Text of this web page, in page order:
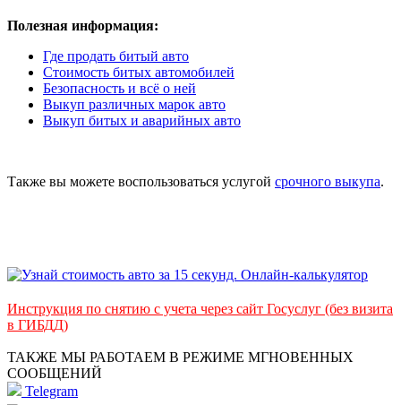
Полезная информация:
Где продать битый авто
Стоимость битых автомобилей
Безопасность и всё о ней
Выкуп различных марок авто
Выкуп битых и аварийных авто
Также вы можете воспользоваться услугой срочного выкупа.
Инструкция по снятию с учета через сайт Госуслуг (без визита
в ГИБДД)
ТАКЖЕ МЫ РАБОТАЕМ В РЕЖИМЕ МГНОВЕННЫХ
СООБЩЕНИЙ
Telegram